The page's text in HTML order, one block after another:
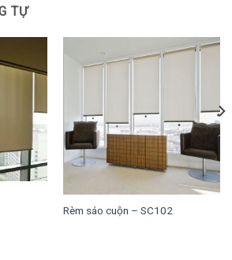
TỰ
Rèm sáo cuộn – SC102